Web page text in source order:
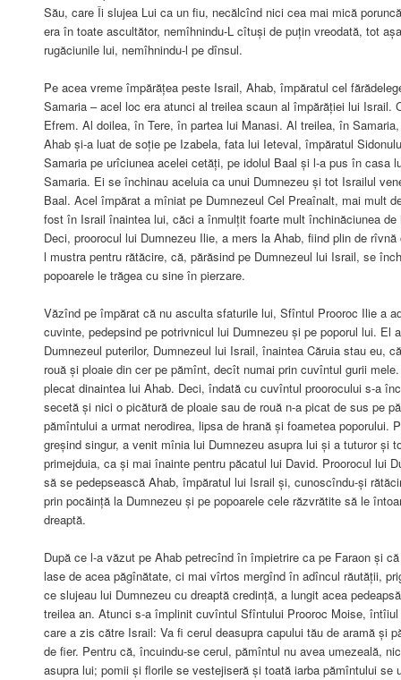
Său, care Îi slujea Lui ca un fiu, necălcînd nici cea mai mică
era în toate ascultător, nemîhnindu-L cîtuși de puțin vreodată, tot
rugăciunile lui, nemîhnindu-l pe dînsul.
Pe acea vreme împărățea peste Israil, Ahab, împăratul cel
Samaria – acel loc era atunci al treilea scaun al împărăției lui Israil.
Efrem. Al doilea, în Tere, în partea lui Manasi. Al treilea, în
Ahab și-a luat de soție pe Izabela, fata lui Ieteval, împăratul
Samaria pe urîciunea acelei cetăți, pe idolul Baal și l-a pus în casa
Samaria. Ei se închinau aceluia ca unui Dumnezeu și tot Israilul
Baal. Acel împărat a mîniat pe Dumnezeul Cel Preaînalt, mai mult
fost în Israil înaintea lui, căci a înmulțit foarte mult închinăciunea
Deci, proorocul lui Dumnezeu Ilie, a mers la Ahab, fiind plin de
l mustra pentru rătăcire, că, părăsind pe Dumnezeul lui Israil, se
popoarele le trăgea cu sine în pierzare.
Văzînd pe împărat că nu asculta sfaturile lui, Sfîntul Prooroc Ilie a
cuvinte, pedepsind pe potrivnicul lui Dumnezeu și pe poporul lui. El
Dumnezeul puterilor, Dumnezeul lui Israil, înaintea Căruia stau eu,
rouă și ploaie din cer pe pămînt, decît numai prin cuvîntul gurii
plecat dinaintea lui Ahab. Deci, îndată cu cuvîntul proorocului s-a
secetă și nici o picătură de ploaie sau de rouă n-a picat de sus pe
pămîntului a urmat nerodirea, lipsa de hrană și foametea poporului.
greșind singur, a venit mînia lui Dumnezeu asupra lui și a tuturor și
primejduia, ca și mai înainte pentru păcatul lui David. Proorocul lui
să se pedepsească Ahab, împăratul lui Israil și, cunoscîndu-și
prin pocăință la Dumnezeu și pe popoarele cele răzvrătite să le
dreaptă.
După ce l-a văzut pe Ahab petrecînd în împietrire ca pe Faraon și
lase de acea păgînătate, ci mai vîrtos mergînd în adîncul răutății,
ce slujeau lui Dumnezeu cu dreaptă credință, a lungit acea
treilea an. Atunci s-a împlinit cuvîntul Sfîntului Prooroc Moise,
care a zis către Israil: Va fi cerul deasupra capului tău de aramă și
de fier. Pentru că, încuindu-se cerul, pămîntul nu avea umezeală,
asupra lui; pomii și florile se vestejiseră și toată iarba pămîntului se